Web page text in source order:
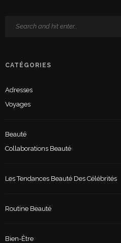
CATÉGORIES
Adresses
Voyages
Beauté
Collaborations Beauté
Les Tendances Beauté Des Célébrités
Routine Beauté
Bien-Être